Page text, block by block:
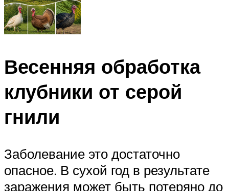
Весенняя обработка
клубники от серой
гнили
Заболевание это достаточно
опасное. В сухой год в результате
заражения может быть потеряно до